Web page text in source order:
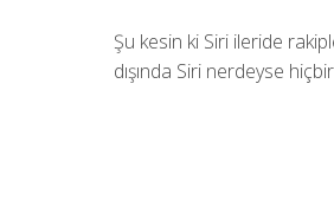
Şu kesin ki Siri ileride
dışında Siri nerdeyse